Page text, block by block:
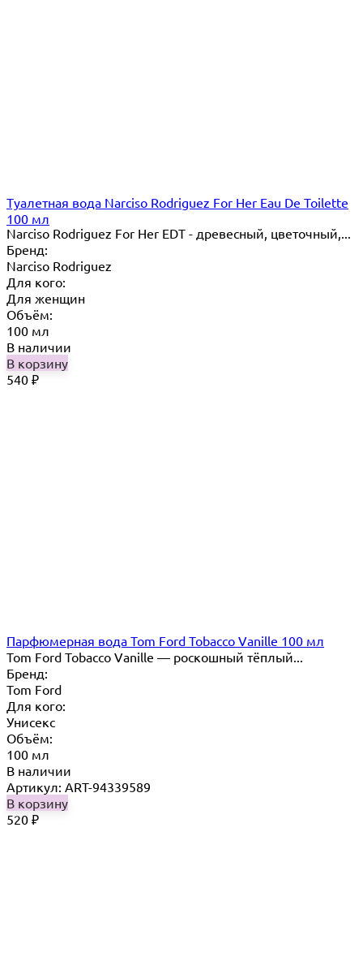
Туалетная вода Narciso Rodriguez For Her Eau De Toilette
100 мл
Narciso Rodriguez For Her EDT - древесный, цветочный,...
Бренд:
Narciso Rodriguez
Для кого:
Для женщин
Объём:
100 мл
В наличии
В корзину
540 ₽
Парфюмерная вода Tom Ford Tobacco Vanille 100 мл
Tom Ford Tobacco Vanille — роскошный тёплый...
Бренд:
Tom Ford
Для кого:
Унисекс
Объём:
100 мл
В наличии
Артикул: ART-94339589
В корзину
520 ₽